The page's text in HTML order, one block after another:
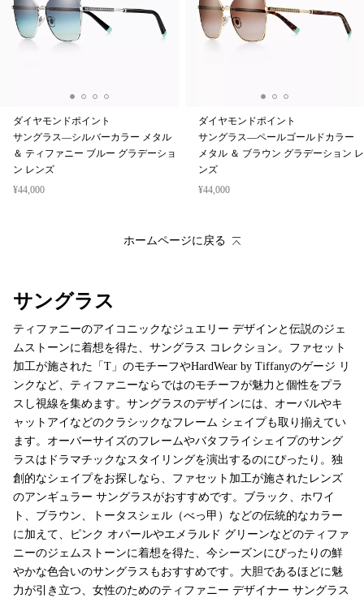
ダイヤモンドポイント
サングラス—シルバーカラー メタル
＆ ティファニー ブルー グラデーショ
ン レンズ
¥44,000
ダイヤモンドポイント
サングラス—ペールゴールドカラー
メタル ＆ ブラウン グラデーション レ
ンズ
¥44,000
ホームページに戻る
サングラス
ティファニーのアイコニックなジュエリー デザインと伝説のジェ
ムストーンに着想を得た、サングラス コレクション。ファセット
加工が施された「T」のモチーフやHardWear by Tiffanyのゲージ リ
ンクなど、ティファニーならではのモチーフが魅力と個性をプラ
スし視線を集めます。サングラスのデザインには、オーバルやキ
ャットアイなどのクラシックなフレーム シェイプも取り揃えてい
ます。オーバーサイズのフレームやバタフライシェイプのサング
ラスはドラマチックなスタイリングを演出するのにぴったり。独
創的なシェイプをお探しなら、ファセット加工が施されたレンズ
のアンギュラー サングラスがおすすめです。ブラック、ホワイ
ト、ブラウン、トータスシェル（べっ甲）などの伝統的なカラー
に加えて、ピンク オパールやエメラルド グリーンなどのティファ
ニーのジェムストーンに着想を得た、今シーズンにぴったりの鮮
やかな色合いのサングラスもおすすめです。大胆であるほどに魅
力が引き立つ、女性のためのティファニー デザイナー サングラス